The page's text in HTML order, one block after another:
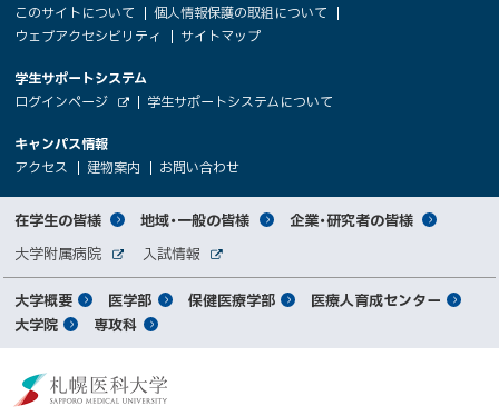
サ
イ
ト
報
このサイトについて
個人情報保護の取組について
ウェブアクセシビリティ
サイトマップ
大
学
関
者
向
け
学生サポートシステム
ログインページ
イ
ト
（
新
ィ
ド
ウ
で
開
き
ま
す
学生サポートシステムについて
キャンパス情報
アクセス
（
新
規
ウ
ィ
ン
ド
ウ
で
開
き
ま
）
建物案内
（
新
規
ウ
ィ
ン
ド
ウ
で
き
ま
）
お問い合わせ
規
ウ
ィ
ウ
で
開
ま
サ
イ
ト
マ
プ
対
象
者
別
メ
ュ
在学生の皆様 地域・一般の皆様 企業・研究者の皆様
関
連
サ
イ
大学附属病院
サ
イ
ト
入試情報
サ
メ
イ
メ
大学概要 医学部 保健医療学部
医療人育成センター
大学院
専攻科